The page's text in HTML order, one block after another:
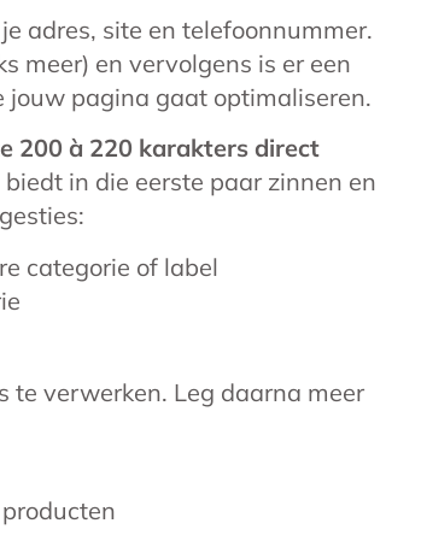
adres, site en telefoonnummer.
meer) en vervolgens is er een
jouw pagina gaat optimaliseren.
200 à 220 karakters direct
in die eerste paar zinnen en
categorie of label
te verwerken. Leg daarna meer